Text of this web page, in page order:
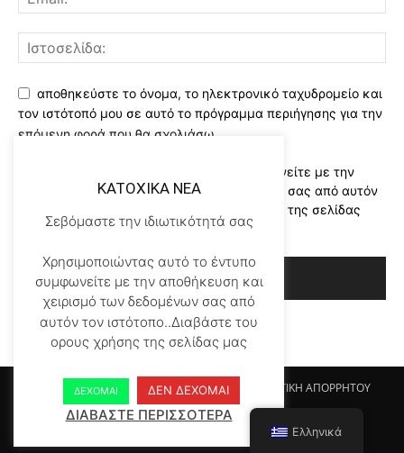
αποθηκεύστε το όνομα, το ηλεκτρονικό ταχυδρομείο και
τον ιστότοπό μου σε αυτό το πρόγραμμα περιήγησης για την
επόμενη φορά που θα σχολιάσω.
Χρησιμοποιώντας αυτό το έντυπο συμφωνείτε με την
αποθήκευση και χειρισμό των δεδομένων σας από αυτόν
τον ιστότοπο..Διαβάστε του ορους χρήσης της σελίδας
μας*
Αρχικη KATOHIKA NEA Login Register
ΠΟΛΙΤΙΚΗ ΑΠΟΡΡΗΤΟΥ
ΟΡΟΙ ΧΡΗΣΗΣ
ΕΠΙΚΟΙΝΩΝΙΑ
© Newspaper WordPress Theme by TagDiv
KATOXIKA NEA
Σεβόμαστε την ιδιωτικότητά σας
Χρησιμοποιώντας αυτό το έντυπο
συμφωνείτε με την αποθήκευση και
χειρισμό των δεδομένων σας από
αυτόν τον ιστότοπο..Διαβάστε του
ορους χρήσης της σελίδας μας
ΔΕΧΟΜΑΙ ΔΕΝ ΔΕΧΟΜΑΙ
ΔΙΑΒΑΣΤΕ ΠΕΡΙΣΣΟΤΕΡΑ
Ελληνικά